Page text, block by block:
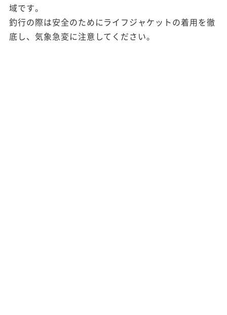
域です。
釣行の際は安全のためにライフジャケットの着用を徹
底し、気象急変に注意してください。